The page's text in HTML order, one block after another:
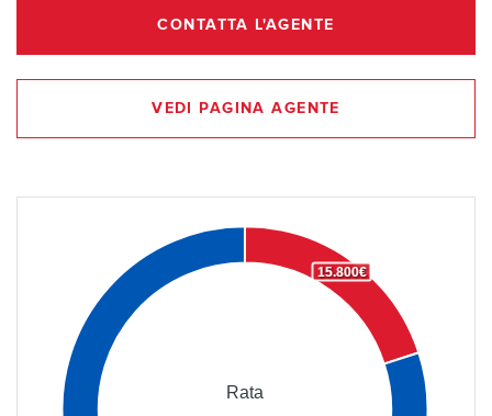
CONTATTA L'AGENTE
VEDI PAGINA AGENTE
15.800€
Rata